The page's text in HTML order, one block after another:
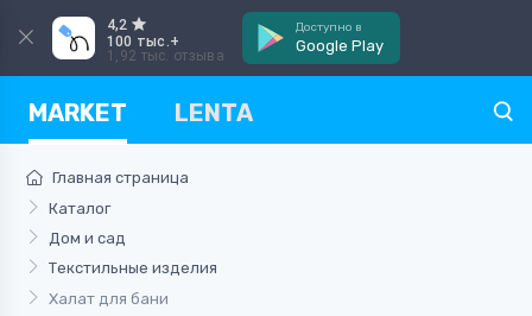
4,2
100 тыс.+
1,92 тыс. отзыва
Доступно в
Google Play
MARKET LENTA
Главная страница
Каталог
Дом и сад
Текстильные изделия
Халат для бани